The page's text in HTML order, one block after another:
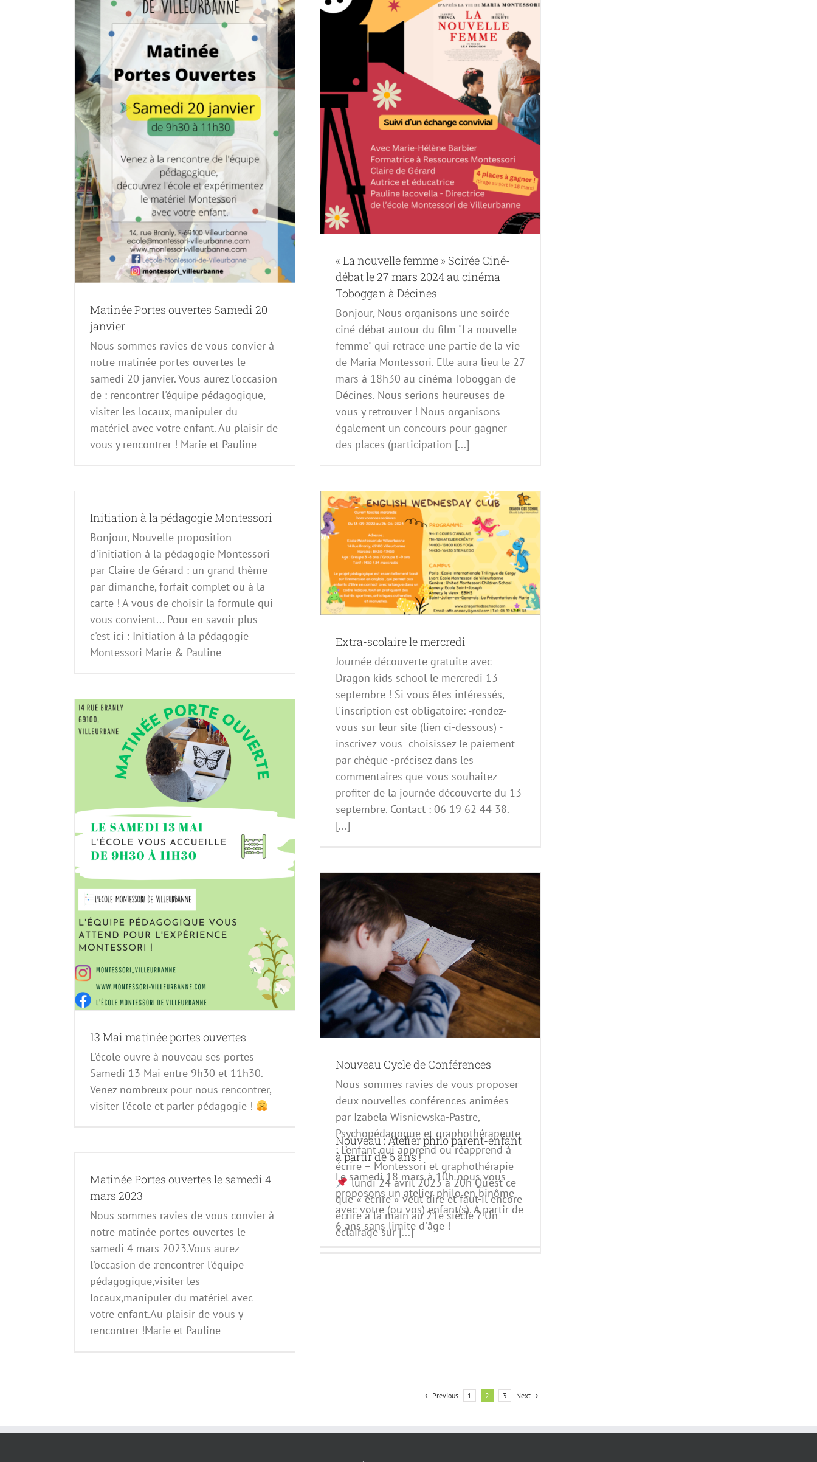
« La nouvelle femme » Soirée Ciné-débat le 27
mars 2024 au cinéma Toboggan à Décines
Évènements à venir
« La nouvelle femme » Soirée Ciné-
débat le 27 mars 2024 au cinéma
Toboggan à Décines
Bonjour, Nous organisons une soirée
ciné-débat autour du film "La nouvelle
femme" qui retrace une partie de la vie
de Maria Montessori. Elle aura lieu le 27
mars à 18h30 au cinéma Toboggan de
Décines. Nous serions heureuses de
vous y retrouver ! Nous organisons
également un concours pour gagner
des places (participation [...]
Matinée Portes ouvertes Samedi 20
janvier
Nous sommes ravies de vous convier à
notre matinée portes ouvertes le
samedi 20 janvier. Vous aurez l'occasion
de : rencontrer l'équipe pédagogique,
visiter les locaux, manipuler du
matériel avec votre enfant. Au plaisir de
vous y rencontrer ! Marie et Pauline
Initiation à la pédagogie Montessori
Bonjour, Nouvelle proposition
d'initiation à la pédagogie Montessori
par Claire de Gérard : un grand thème
par dimanche, forfait complet ou à la
carte ! A vous de choisir la formule qui
vous convient... Pour en savoir plus
c'est ici : Initiation à la pédagogie
Montessori Marie & Pauline
Extra-scolaire le mercredi
Évènements à venir
Extra-scolaire le mercredi
Journée découverte gratuite avec
Dragon kids school le mercredi 13
septembre ! Si vous êtes intéressés,
l'inscription est obligatoire: -rendez-
vous sur leur site (lien ci-dessous) -
inscrivez-vous -choisissez le paiement
par chèque -précisez dans les
commentaires que vous souhaitez
profiter de la journée découverte du 13
septembre. Contact : 06 19 62 44 38.
[...]
13 Mai matinée portes ouvertes
L'école ouvre à nouveau ses portes
Samedi 13 Mai entre 9h30 et 11h30.
Venez nombreux pour nous rencontrer,
visiter l'école et parler pédagogie !
Nouveau Cycle de Conférences
Nouveau Cycle de Conférences
Nous sommes ravies de vous proposer
deux nouvelles conférences animées
par Izabela Wisniewska-Pastre,
Psychopédagogue et graphothérapeute
: L’enfant qui apprend ou réapprend à
écrire – Montessori et graphothérapie
lundi 24 avril 2023 à 20h Qu’est-ce
que « écrire » veut dire et faut-il encore
écrire à la main au 21e siècle ? Un
éclairage sur [...]
Nouveau : Atelier philo parent-enfant
à partir de 6 ans !
Le samedi 18 mars à 10h nous vous
proposons un atelier philo en binôme
avec votre (ou vos) enfant(s). A partir de
6 ans sans limite d'âge !
Matinée Portes ouvertes le samedi 4
mars 2023
Nous sommes ravies de vous convier à
notre matinée portes ouvertes le
samedi 4 mars 2023.Vous aurez
l'occasion de :rencontrer l'équipe
pédagogique,visiter les
locaux,manipuler du matériel avec
votre enfant.Au plaisir de vous y
rencontrer !Marie et Pauline
Previous 1 2 3 Next